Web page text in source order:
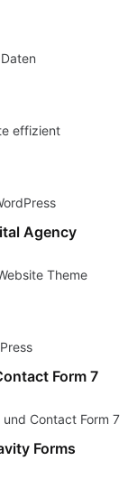
effizient
Agency
Theme
Form 7
Contact Form 7
Forms